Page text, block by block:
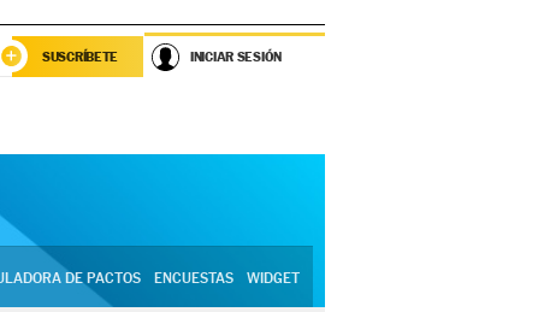
SUSCRÍBETE INICIAR SESIÓN
DE PACTOS ENCUESTAS WIDGET